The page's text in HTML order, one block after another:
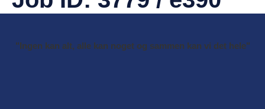
"Ingen kan alt, alle kan noget og sammen kan vi det hele"